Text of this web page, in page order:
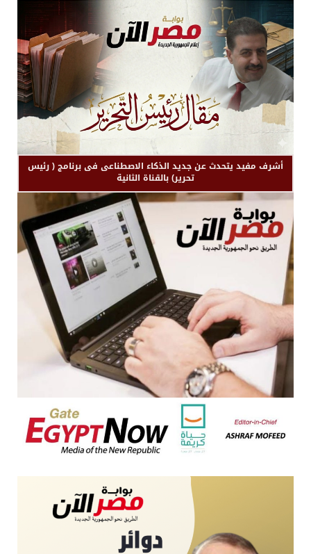
أشرف مفيد يتحدث عن جديد الذكاء الاصطناعى فى برنامج ( رئيس
تحرير) بالقناة الثانية